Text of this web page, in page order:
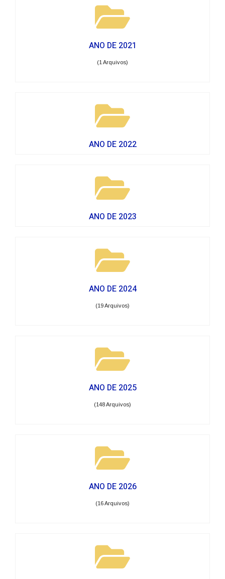
ANO DE 2021
(1 Arquivos)
ANO DE 2022
ANO DE 2023
ANO DE 2024
(19 Arquivos)
ANO DE 2025
(148 Arquivos)
ANO DE 2026
(16 Arquivos)